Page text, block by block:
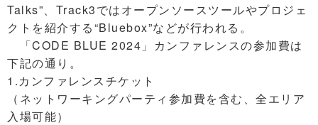
Talks”、Track3ではオープンソースツールやプロジェ
クトを紹介する“Bluebox”などが行われる。
「CODE BLUE 2024」カンファレンスの参加費は
下記の通り。
1.カンファレンスチケット
（ネットワーキングパーティ参加費を含む、全エリア
入場可能）